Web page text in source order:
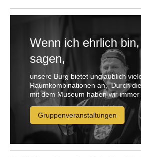
Wenn ich ehrlich
sagen,
unsere Burg bietet unglaublich
Raumkombinationen an. Durch
mit dem Museum haben wir immer
Gruppenveranstaltungen